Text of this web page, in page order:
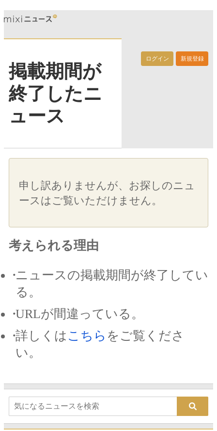
ログイン 新規登録
掲載期間が
終了したニ
ュース
申し訳ありませんが、お探しのニュ
ースはご覧いただけません。
考えられる理由
ニュースの掲載期間が終了してい
る。
URLが間違っている。
詳しくは こちら をご覧くださ
い。